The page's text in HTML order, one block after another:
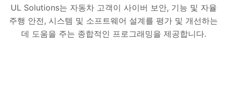
UL Solutions는 자동차 고객이 사이버 보안, 기능 및 자율
주행 안전, 시스템 및 소프트웨어 설계를 평가 및 개선하는
데 도움을 주는 종합적인 프로그래밍을 제공합니다.